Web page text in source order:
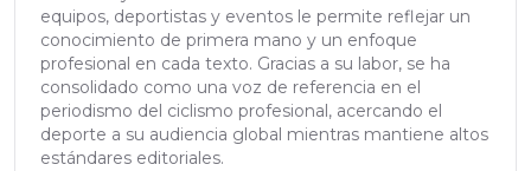
equipos, deportistas y eventos le permite reflejar un
conocimiento de primera mano y un enfoque
profesional en cada texto. Gracias a su labor, se ha
consolidado como una voz de referencia en el
periodismo del ciclismo profesional, acercando el
deporte a su audiencia global mientras mantiene altos
estándares editoriales.